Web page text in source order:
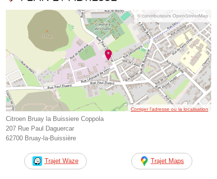
© contributeurs OpenStreetMap
Corriger l’adresse ou la localisation
Citroen Bruay la Buissiere Coppola
207 Rue Paul Daguercar
62700 Bruay-la-Buissière
Trajet Waze Trajet Maps